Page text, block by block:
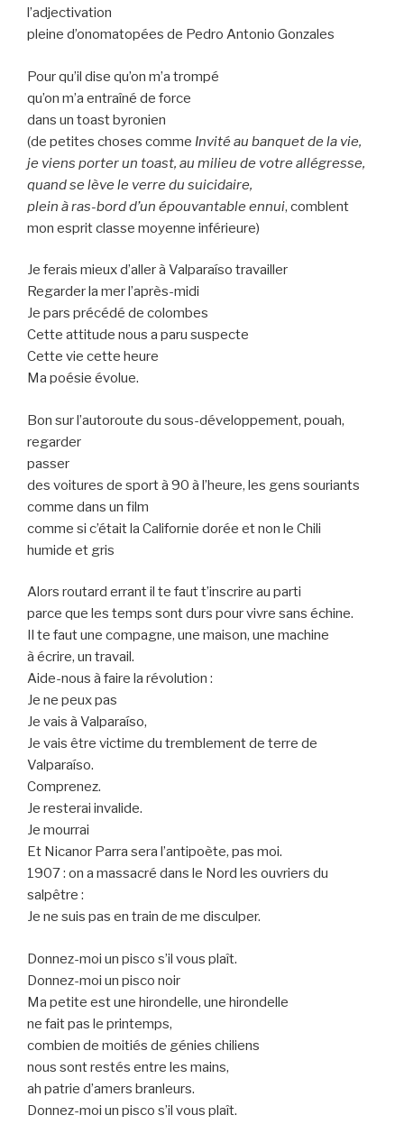
l’adjectivation
pleine d’onomatopées de Pedro Antonio Gonzales
Pour qu’il dise qu’on m’a trompé
qu’on m’a entraîné de force
dans un toast byronien
(de petites choses comme Invité au banquet de la vie,
je viens porter un toast, au milieu de votre allégresse,
quand se lève le verre du suicidaire,
plein à ras-bord d’un épouvantable ennui, comblent
mon esprit classe moyenne inférieure)
Je ferais mieux d’aller à Valparaíso travailler
Regarder la mer l’après-midi
Je pars précédé de colombes
Cette attitude nous a paru suspecte
Cette vie cette heure
Ma poésie évolue.
Bon sur l’autoroute du sous-développement, pouah,
regarder
passer
des voitures de sport à 90 à l’heure, les gens souriants
comme dans un film
comme si c’était la Californie dorée et non le Chili
humide et gris
Alors routard errant il te faut t’inscrire au parti
parce que les temps sont durs pour vivre sans échine.
Il te faut une compagne, une maison, une machine
à écrire, un travail.
Aide-nous à faire la révolution :
Je ne peux pas
Je vais à Valparaíso,
Je vais être victime du tremblement de terre de
Valparaíso.
Comprenez.
Je resterai invalide.
Je mourrai
Et Nicanor Parra sera l’antipoète, pas moi.
1907 : on a massacré dans le Nord les ouvriers du
salpêtre :
Je ne suis pas en train de me disculper.
Donnez-moi un pisco s’il vous plaît.
Donnez-moi un pisco noir
Ma petite est une hirondelle, une hirondelle
ne fait pas le printemps,
combien de moitiés de génies chiliens
nous sont restés entre les mains,
ah patrie d’amers branleurs.
Donnez-moi un pisco s’il vous plaît.